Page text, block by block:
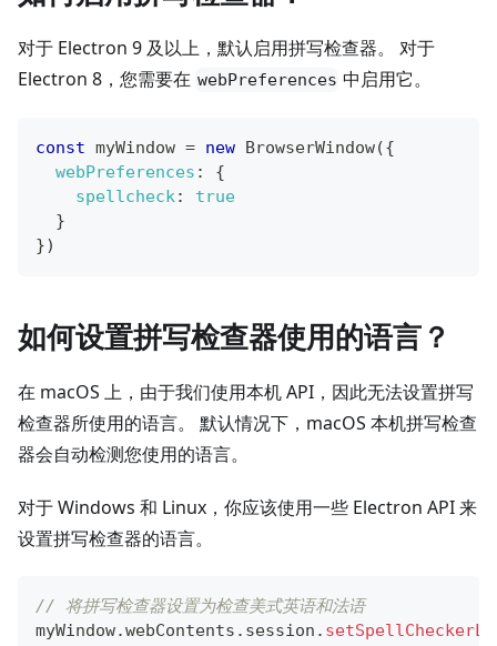
对于 Electron 9 及以上，默认启用拼写检查器。 对于
Electron 8，您需要在 webPreferences 中启用它。
const myWindow = new BrowserWindow({
webPreferences :
{
spellcheck:
true
}
})
如何设置拼写检查器使用的语言？
在 macOS 上，由于我们使用本机 API，因此无法设置拼写
检查器所使用的语言。 默认情况下，macOS 本机拼写检查
器会自动检测您使用的语言。
对于 Windows 和 Linux，你应该使用一些 Electron API 来
设置拼写检查器的语言。
// 将拼写检查器设置为检查美式英语和法语
myWindow.webContents . session .